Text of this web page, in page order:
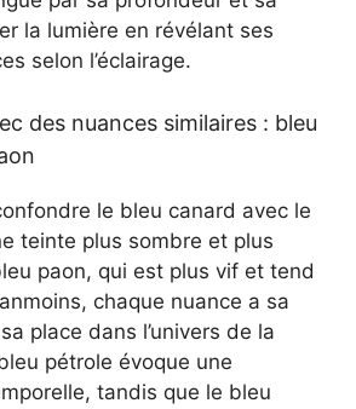
la lumière en révélant ses
selon l’éclairage.
des nuances similaires : bleu
le bleu canard avec le
teinte plus sombre et plus
paon, qui est plus vif et tend
chaque nuance a sa
place dans l’univers de la
pétrole évoque une
tandis que le bleu